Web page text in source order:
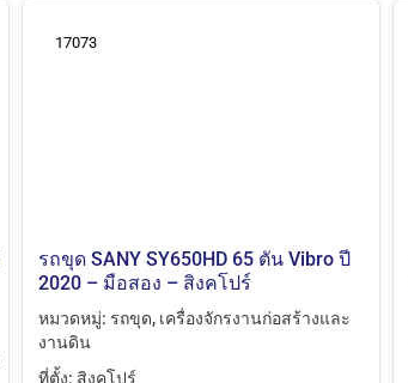
17073
รถขุด SANY SY650HD 65 ตัน Vibro ปี
2020 – มือสอง – สิงคโปร์
หมวดหมู่: รถขุด, เครื่องจักรงานก่อสร้างและ
งานดิน
ที่ตั้ง: สิงคโปร์